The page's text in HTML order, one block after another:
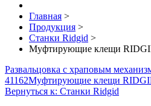
Главная >
Продукция >
Станки Ridgid >
Муфтирующие клещи
Развальцовка с храповым
41162Муфтирующие клещи
Вернуться к: Станки Ridgid